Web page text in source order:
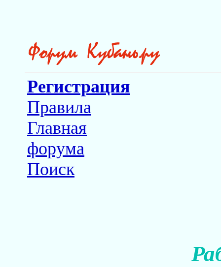
Регистрация
Правила
Главная
форума
Поиск